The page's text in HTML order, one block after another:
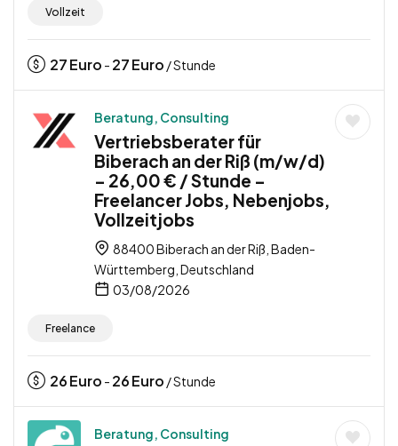
Vollzeit
27Euro - 27Euro / Stunde
Beratung, Consulting
Vertriebsberater für
Biberach an der Riß (m/w/d)
– 26,00 € / Stunde –
Freelancer Jobs, Nebenjobs,
Vollzeitjobs
88400 Biberach an der Riß, Baden-
Württemberg, Deutschland
03/08/2026
Freelance
26Euro - 26Euro / Stunde
Beratung, Consulting